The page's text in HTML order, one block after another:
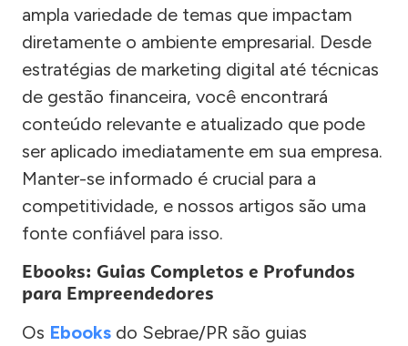
ampla variedade de temas que impactam
diretamente o ambiente empresarial. Desde
estratégias de marketing digital até técnicas
de gestão financeira, você encontrará
conteúdo relevante e atualizado que pode
ser aplicado imediatamente em sua empresa.
Manter-se informado é crucial para a
competitividade, e nossos artigos são uma
fonte confiável para isso.
Ebooks: Guias Completos e Profundos
para Empreendedores
Os Ebooks do Sebrae/PR são guias